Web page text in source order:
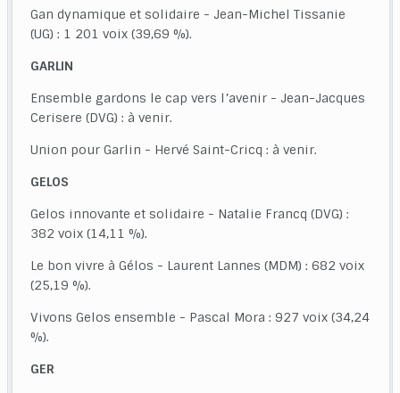
Gan dynamique et solidaire - Jean-Michel Tissanie
(UG) : 1 201 voix (39,69 %).
GARLIN
Ensemble gardons le cap vers l’avenir - Jean-Jacques
Cerisere (DVG) : à venir.
Union pour Garlin - Hervé Saint-Cricq : à venir.
GELOS
Gelos innovante et solidaire - Natalie Francq (DVG) :
382 voix (14,11 %).
Le bon vivre à Gélos - Laurent Lannes (MDM) : 682 voix
(25,19 %).
Vivons Gelos ensemble - Pascal Mora : 927 voix (34,24
%).
GER